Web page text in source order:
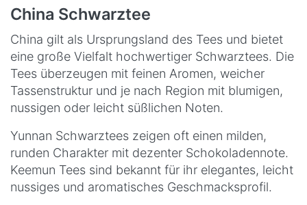
China Schwarztee
China gilt als Ursprungsland des Tees und bietet
eine große Vielfalt hochwertiger Schwarztees. Die
Tees überzeugen mit feinen Aromen, weicher
Tassenstruktur und je nach Region mit blumigen,
nussigen oder leicht süßlichen Noten.
Yunnan Schwarztees zeigen oft einen milden,
runden Charakter mit dezenter Schokoladennote.
Keemun Tees sind bekannt für ihr elegantes, leicht
nussiges und aromatisches Geschmacksprofil.